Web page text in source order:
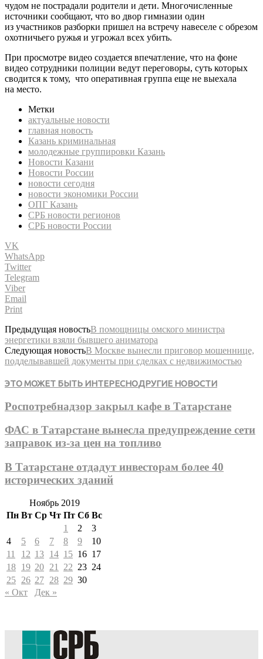
чудом не пострадали родители и дети. Многочисленные
источники сообщают, что во двор гимназии один
из участников разборки пришел на встречу навеселе с обрезом
охотничьего ружья и угрожал всех убить.
При просмотре видео создается впечатление, что на фоне
видео сотрудники полиции ведут переговоры, суть которых
сводится к тому, что оперативная группа еще не выехала
на место.
Метки
актуальные новости
главная новость
Казань криминальная
молодежные группировки Казань
Новости Казани
Новости России
новости сегодня
новости экономики России
ОПГ Казань
СРБ новости регионов
СРБ новости России
VK
WhatsApp
Twitter
Telegram
Viber
Email
Print
Предыдущая новостьВ помощницы омского министра
энергетики взяли бывшего аниматора
Следующая новостьВ Москве вынесли приговор мошеннице,
подделывавшей документы при сделках с недвижимостью
ЭТО МОЖЕТ БЫТЬ ИНТЕРЕСНОДРУГИЕ НОВОСТИ
Роспотребнадзор закрыл кафе в Татарстане
ФАС в Татарстане вынесла предупреждение сети
заправок из-за цен на топливо
В Татарстане отдадут инвесторам более 40
исторических зданий
Ноябрь 2019
Пн Вт Ср Чт Пт Сб Вс
1
2
3
4
5 6 7 8 9
10
11
12 13 14 15 16 17
18 19 20 21 22 23 24
25 26 27 28 29 30
« Окт
Дек »